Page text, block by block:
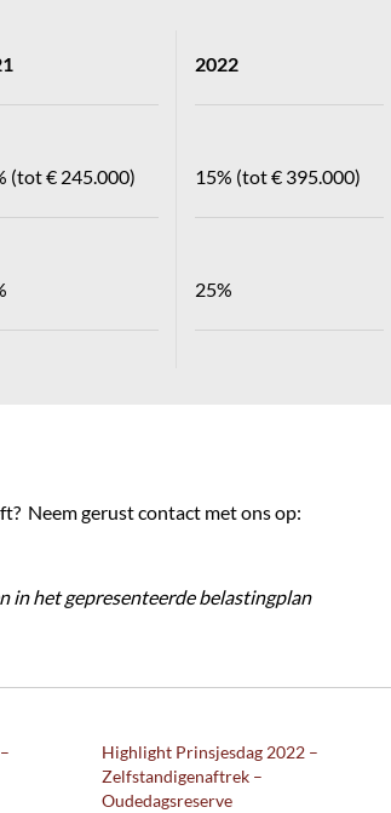
2022
(tot € 245.000) 15% (tot € 395.000)
25%
Neem gerust contact met ons op:
in het gepresenteerde belastingplan
Highlight Prinsjesdag 2022 –
Zelfstandigenaftrek –
Oudedagsreserve